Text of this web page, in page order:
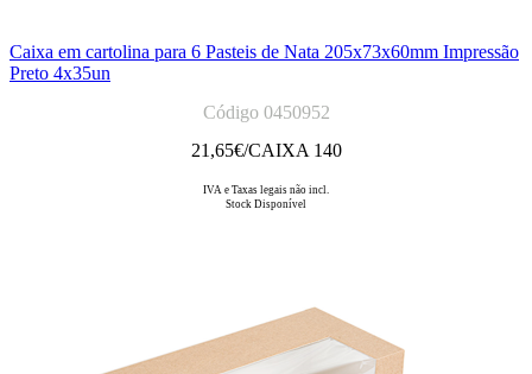
Caixa em cartolina para 6 Pasteis de Nata 205x73x60mm Impressão
Preto 4x35un
Código 0450952
21,65€/CAIXA 140
IVA e Taxas legais não incl.
Stock Disponível